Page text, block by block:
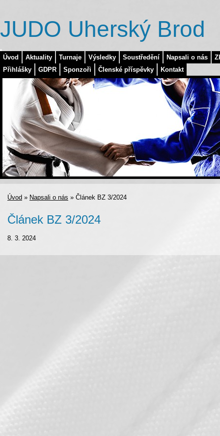
Úvod Aktuality Turnaje Výsledky Soustředění Napsali o nás
Přihlášky
GDPR Sponzoři Členské příspěvky Kontakt
JUDO Uherský Brod
Úvod » Napsali o nás » Článek BZ 3/2024
Článek BZ 3/2024
8. 3. 2024